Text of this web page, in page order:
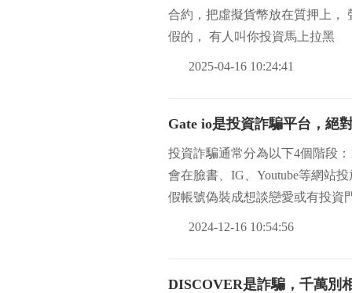
合約，把虛擬貨幣放在質押上，
假的， 有人叫你投資馬上拉黑
2025-04-16 10:24:41
Gate io是投資詐騙平台，絕
投資詐騙通常分為以下4個階段
會在臉書、IG、Youtube等網站
假帳號偽裝成想談戀愛或有投資
2024-12-16 10:54:56
DISCOVER是詐騙，千萬別